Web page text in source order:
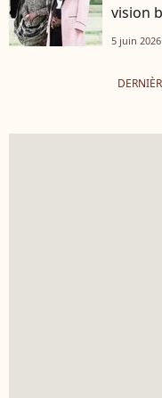
vision
5 juin 2026